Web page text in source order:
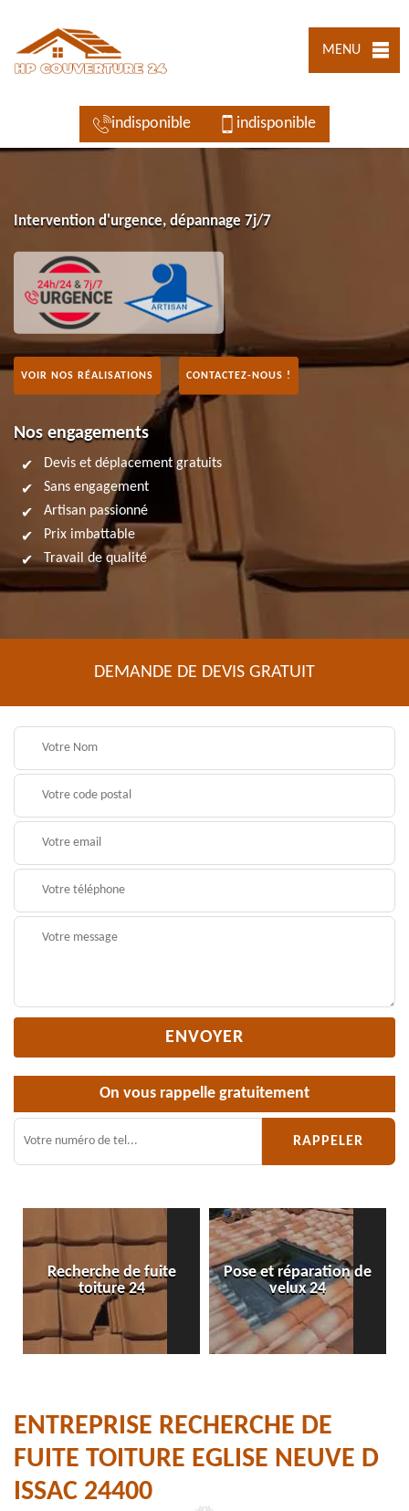
MENU
indisponible indisponible
Intervention d'urgence, dépannage 7j/7
VOIR NOS RÉALISATIONS CONTACTEZ-NOUS !
Nos engagements
Devis et déplacement gratuits
Sans engagement
Artisan passionné
Prix imbattable
Travail de qualité
DEMANDE DE DEVIS GRATUIT
On vous rappelle gratuitement
Recherche de fuite
toiture 24
Pose et réparation de
velux 24
ENTREPRISE RECHERCHE DE
FUITE TOITURE EGLISE NEUVE D
ISSAC 24400